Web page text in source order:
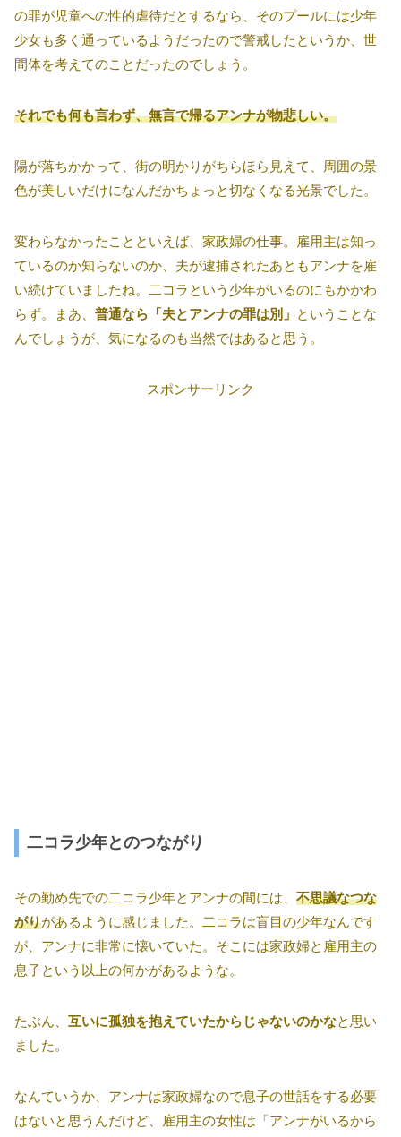
の罪が児童への性的虐待だとするなら、そのプールには少年
少女も多く通っているようだったので警戒したというか、世
間体を考えてのことだったのでしょう。
それでも何も言わず、無言で帰るアンナが物悲しい。
陽が落ちかかって、街の明かりがちらほら見えて、周囲の景
色が美しいだけになんだかちょっと切なくなる光景でした。
変わらなかったことといえば、家政婦の仕事。雇用主は知っ
ているのか知らないのか、夫が逮捕されたあともアンナを雇
い続けていましたね。二コラという少年がいるのにもかかわ
らず。まあ、 普通なら「夫とアンナの罪は別」 ということな
んでしょうが、気になるのも当然ではあると思う。
スポンサーリンク
二コラ少年とのつながり
その勤め先での二コラ少年とアンナの間には、 不思議なつな
がりがあるように感じました。二コラは盲目の少年なんです
が、アンナに非常に懐いていた。そこには家政婦と雇用主の
息子という以上の何かがあるような。
たぶん、 互いに孤独を抱えていたからじゃないのかなと思い
ました。
なんていうか、アンナは家政婦なので息子の世話をする必要
はないと思うんだけど、雇用主の女性は「アンナがいるから